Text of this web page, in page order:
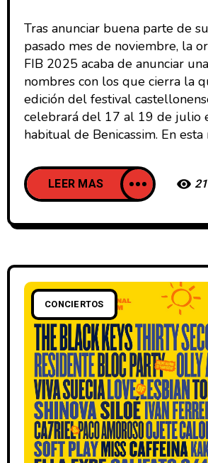
Tras anunciar buena parte de
pasado mes de noviembre, la
FIB 2025 acaba de anunciar
nombres con los que cierra la
edición del festival
celebrará del 17 al 19 de julio
habitual de Benicassim. En
LEER MAS
CONCIERTOS